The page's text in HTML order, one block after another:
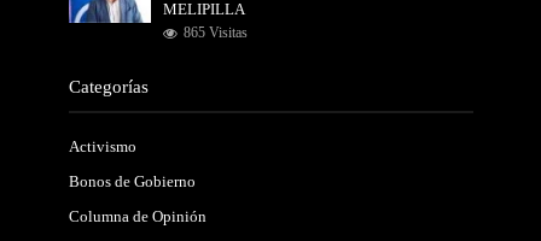
MELIPILLA
865 Visitas
Categorías
Activismo
Bonos de Gobierno
Columna de Opinión